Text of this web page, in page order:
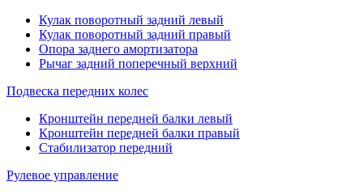
Кулак поворотный задний левый
Кулак поворотный задний правый
Опора заднего амортизатора
Рычаг задний поперечный верхний
Подвеска передних колес
Кронштейн передней балки левый
Кронштейн передней балки правый
Стабилизатор передний
Рулевое управление